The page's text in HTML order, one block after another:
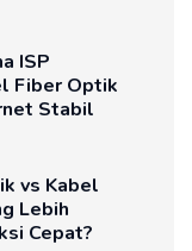
ISP
Fiber Optik
Stabil
vs Kabel
Lebih
Cepat?